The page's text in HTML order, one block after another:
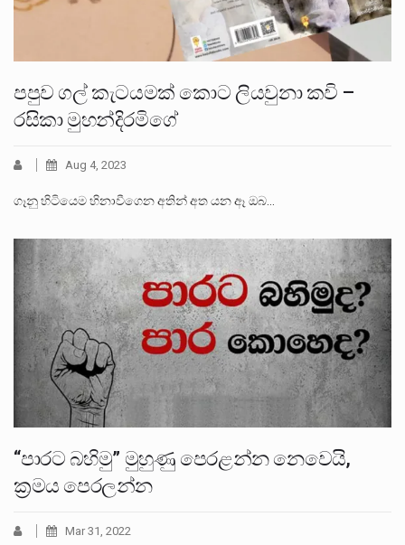
පපුව ගල් කැටයමක් කොට ලියවුනා කවි –
රසිකා මුහන්දිරමිගේ
Aug 4, 2023
ගෑනු හිටියෙම හිනාවීගෙන අතින් අත යන ඈ ඔබ…
“පාරට බහිමු” මුහුණු පෙරළන්න නෙවෙයි,
ක්‍රමය පෙරලන්න
Mar 31, 2022